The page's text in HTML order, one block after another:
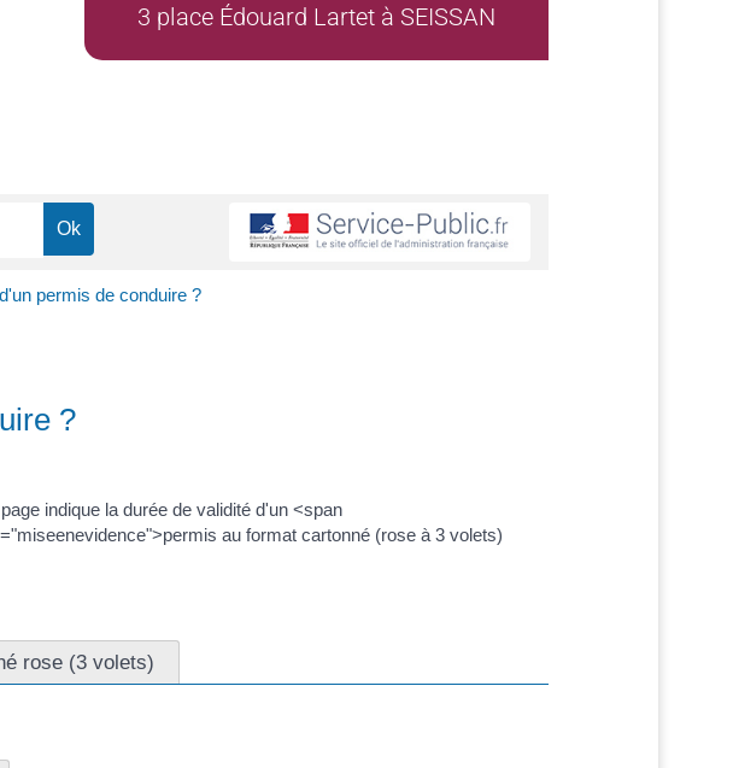
3 place Édouard Lartet à SEISSAN
permis de conduire ?
?
indique la durée de validité d'un <span
au format cartonné (rose à 3 volets)
rose (3 volets)